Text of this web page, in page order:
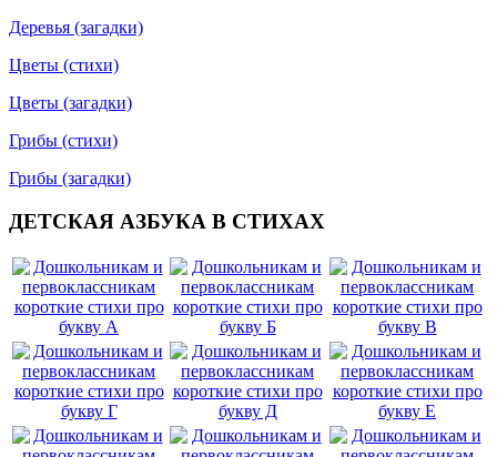
Деревья (загадки)
Цветы (стихи)
Цветы (загадки)
Грибы (стихи)
Грибы (загадки)
ДЕТСКАЯ АЗБУКА В СТИХАХ